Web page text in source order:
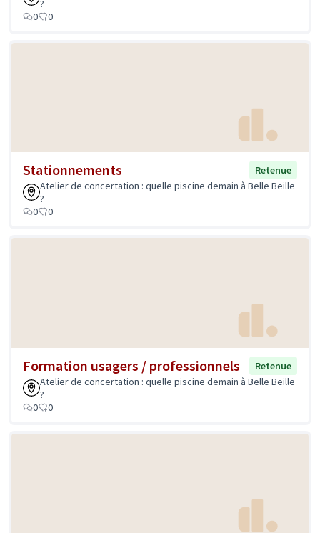
?
0
0
Stationnements
Retenue
Atelier de concertation : quelle piscine demain à Belle Beille
?
0
0
Formation usagers / professionnels
Retenue
Atelier de concertation : quelle piscine demain à Belle Beille
?
0
0